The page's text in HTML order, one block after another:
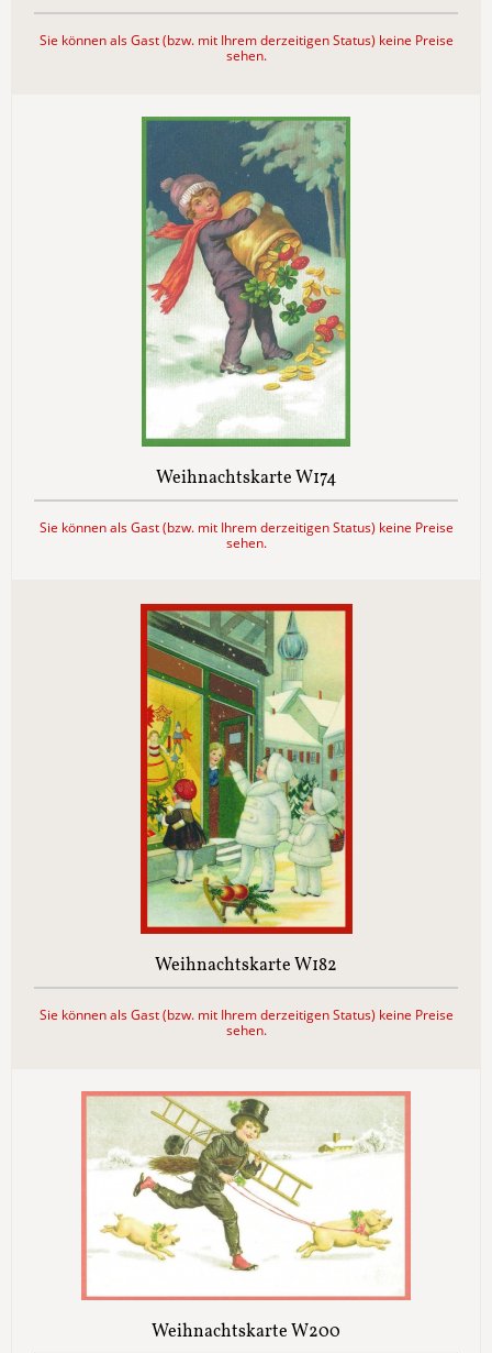
Sie können als Gast (bzw. mit Ihrem derzeitigen Status) keine Preise
sehen.
Weihnachtskarte W174
Sie können als Gast (bzw. mit Ihrem derzeitigen Status) keine Preise
sehen.
Weihnachtskarte W182
Sie können als Gast (bzw. mit Ihrem derzeitigen Status) keine Preise
sehen.
Weihnachtskarte W200